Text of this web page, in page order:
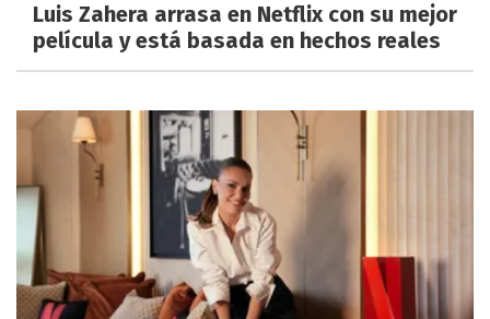
Luis Zahera arrasa en Netflix con su mejor
película y está basada en hechos reales